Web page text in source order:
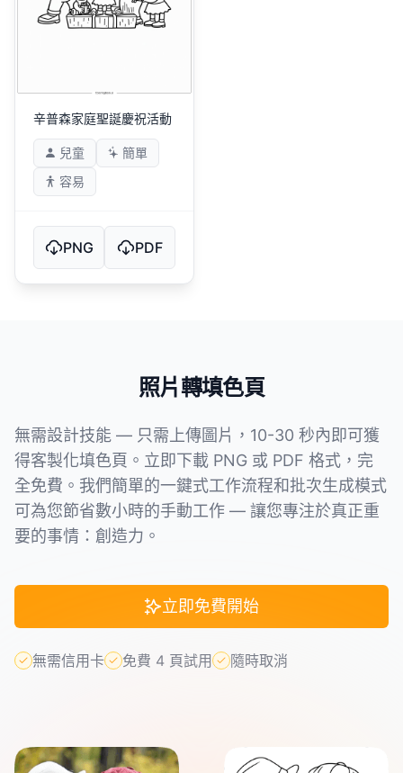
辛普森家庭聖誕慶祝活動
兒童
簡單
容易
PNG PDF
照片轉填色頁
無需設計技能 — 只需上傳圖片，10-30 秒內即可獲
得客製化填色頁。立即下載 PNG 或 PDF 格式，完
全免費。我們簡單的一鍵式工作流程和批次生成模式
可為您節省數小時的手動工作 — 讓您專注於真正重
要的事情：創造力。
立即免費開始
無需信用卡 免費 4 頁試用 隨時取消